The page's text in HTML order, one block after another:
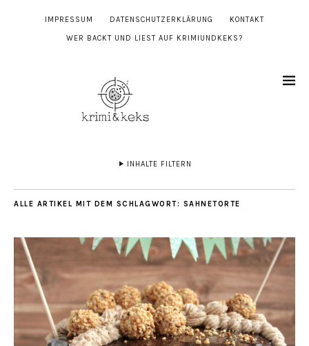
IMPRESSUM DATENSCHUTZERKLÄRUNG KONTAKT
WER BACKT UND LIEST AUF KRIMIUNDKEKS?
INHALTE FILTERN
ALLE ARTIKEL MIT DEM SCHLAGWORT: SAHNETORTE